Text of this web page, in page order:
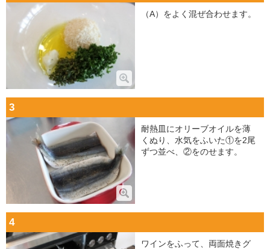
（A）をよく混ぜ合わせます。
3
耐熱皿にオリーブオイルを薄
くぬり、水気をふいた①を2尾
ずつ並べ、②をのせます。
4
ワインをふって、両面焼きグ